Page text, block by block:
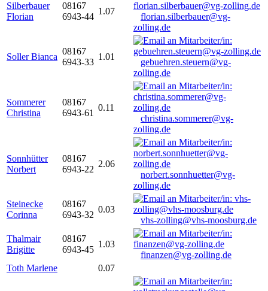
Silberbauer
Florian
08167
6943-44
1.07
florian.silberbauer@vg-
zolling.de
Soller Bianca
08167
6943-33
1.01
gebuehren.steuern@vg-
zolling.de
Sommerer
Christina
08167
6943-61
0.11
christina.sommerer@vg-
zolling.de
Sonnhütter
Norbert
08167
6943-22
2.06
norbert.sonnhuetter@vg-
zolling.de
Steinecke
Corinna
08167
6943-32
0.03
vhs-zolling@vhs-moosburg.de
Thalmair
Brigitte
08167
6943-45
1.03
finanzen@vg-zolling.de
Toth Marlene
0.07